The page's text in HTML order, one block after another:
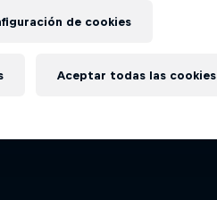
de cookies
Aceptar todas las cookies